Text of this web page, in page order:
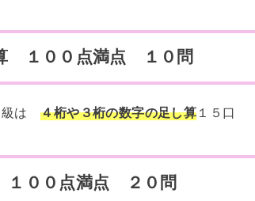
１００点満点 １０問
級は４桁や３桁の数字の足し算 １５口
００点満点 ２０問